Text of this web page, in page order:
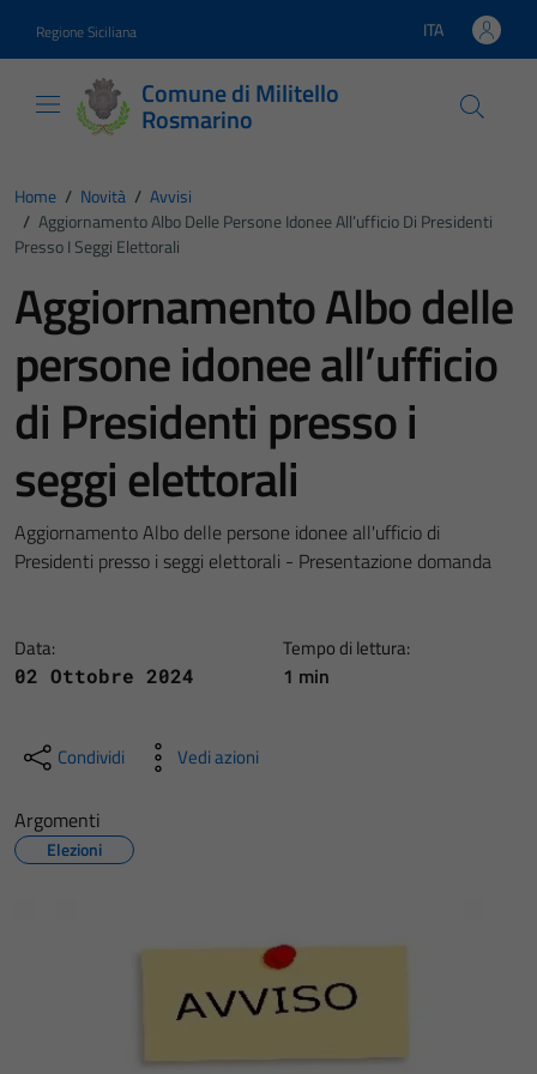
Regione Siciliana Lingua attiva:
ITA
Comune di Militello
Rosmarino
Home / Novità / Avvisi
/ Aggiornamento Albo Delle Persone Idonee All’ufficio Di Presidenti
Presso I Seggi Elettorali
Aggiornamento Albo delle
persone idonee all’ufficio
di Presidenti presso i
seggi elettorali
Aggiornamento Albo delle persone idonee all'ufficio di
Presidenti presso i seggi elettorali - Presentazione domanda
Data:
02 Ottobre 2024
Tempo di lettura:
1 min
Condividi Vedi azioni
Argomenti
Elezioni